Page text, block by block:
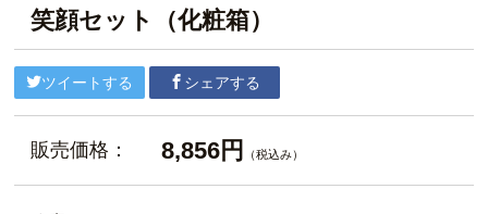
笑顔セット（化粧箱）
ツイートする シェアする
販売価格： 8,856円 （税込み）